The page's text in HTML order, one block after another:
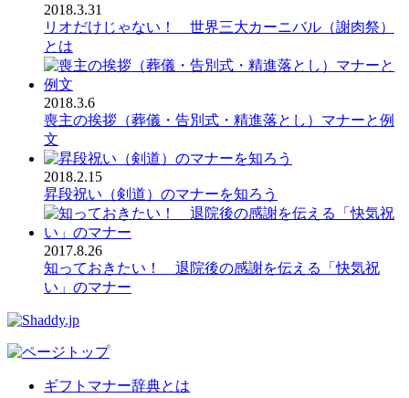
2018.3.31
リオだけじゃない！ 世界三大カーニバル（謝肉祭）
とは
2018.3.6
喪主の挨拶（葬儀・告別式・精進落とし）マナーと例
文
2018.2.15
昇段祝い（剣道）のマナーを知ろう
2017.8.26
知っておきたい！ 退院後の感謝を伝える「快気祝
い」のマナー
ギフトマナー辞典とは